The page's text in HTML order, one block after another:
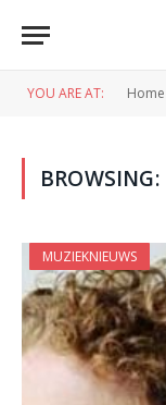
YOU ARE AT: Home
BROWSING:
MUZIEKNIEUWS